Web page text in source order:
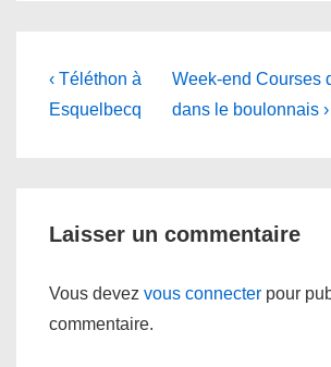
Navigation
de
Previous
Post
‹ Téléthon à
Esquelbecq
Next
Post
Week-end Courses
dans le boulonnais ›
Laisser un commentaire
Vous devez vous connecter pour
commentaire.